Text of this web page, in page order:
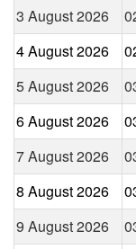
3 August 2026
4 August 2026
5 August 2026
6 August 2026
7 August 2026
8 August 2026
9 August 2026